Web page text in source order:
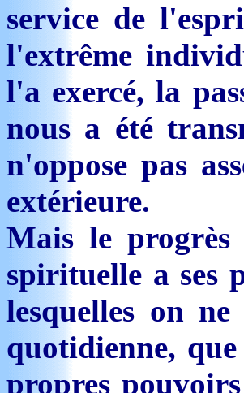
service de
l'extrême
l'a exercé, la
nous a été
n'oppose pas
extérieure.
Mais le progrès
spirituelle a ses
lesquelles on
quotidienne,
propres